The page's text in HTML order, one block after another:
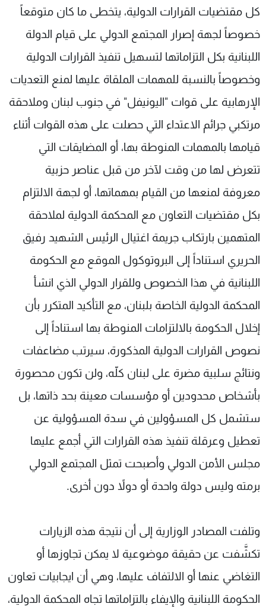
كل مقتضيات القرارات الدولية، يتخطى ما كان متوقعاً
خصوصاً لجهة إصرار المجتمع الدولي على قيام الدولة
اللبنانية بكل التزاماتها لتسهيل تنفيذ القرارات الدولية
وخصوصاً بالنسبة للمهمات الملقاة عليها لمنع التعديات
الإرهابية على قوات "اليونيفل" في جنوب لبنان وملاحقة
مرتكبي جرائم الاعتداء التي حصلت على هذه القوات أثناء
قيامها بالمهمات المنوطة بها، أو المضايقات التي
تتعرض لها من وقت لآخر من قبل عناصر حزبية
معروفة لمنعها من القيام بمهماتها، أو لجهة الالتزام
بكل مقتضيات التعاون مع المحكمة الدولية لملاحقة
المتهمين بارتكاب جريمة اغتيال الرئيس الشهيد رفيق
الحريري استناداً إلى البروتوكول الموقع مع الحكومة
اللبنانية في هذا الخصوص وللقرار الدولي الذي انشأ
المحكمة الدولية الخاصة بلبنان، مع التأكيد المتكرر بأن
إخلال الحكومة بالالتزامات المنوطة بها استناداً إلى
نصوص القرارات الدولية المذكورة، سيرتب مضاعفات
ونتائج سلبية مضرة على لبنان كلّه، ولن تكون محصورة
بأشخاص محدودين أو مؤسسات معينة بحد ذاتها، بل
ستشمل كل المسؤولين في سدة المسؤولية عن
تعطيل وعرقلة تنفيذ هذه القرارات التي أجمع عليها
مجلس الأمن الدولي وأصبحت تمثل المجتمع الدولي
برمته وليس دولة واحدة أو دولاً دون أخرى.
وتلفت المصادر الوزارية إلى أن نتيجة هذه الزيارات
تكشَّفت عن حقيقة موضوعية لا يمكن تجاوزها أو
التغاضي عنها أو الالتفاف عليها، وهي أن ايجابيات تعاون
الحكومة اللبنانية والإيفاء بالتزاماتها تجاه المحكمة الدولية،